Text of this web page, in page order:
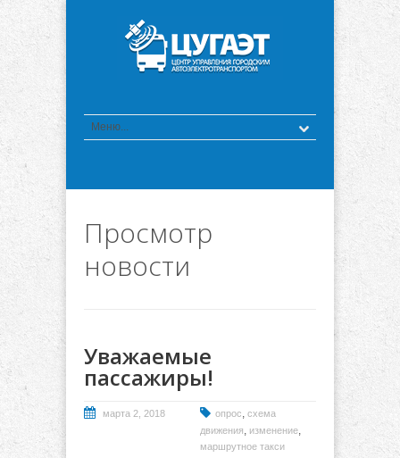
Просмотр
новости
Уважаемые
пассажиры!
марта 2, 2018 опрос, схема
движения, изменение,
маршрутное такси